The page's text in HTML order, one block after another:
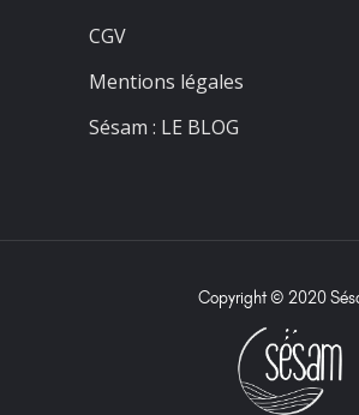
CGV
Mentions légales
Sésam : LE BLOG
Copyright © 2020